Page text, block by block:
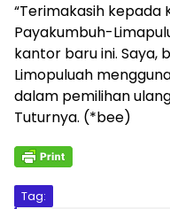
“Terimakasih kepada
Payakumbuh-
kantor baru ini. Saya,
Limopuluah
dalam pemilihan
Tuturnya. (*bee)
Tag: